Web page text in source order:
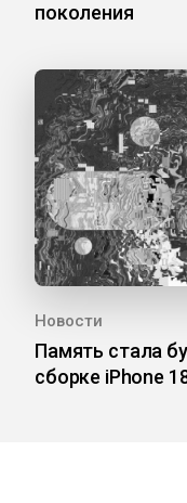
поколения
Новости
Память стала
сборке iPhone